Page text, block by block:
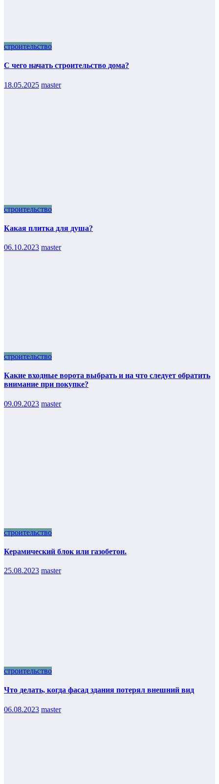
строительство
С чего начать строительство дома?
18.05.2025 master
строительство
Какая плитка для душа?
06.10.2023 master
строительство
Какие входные ворота выбрать и на что следует обратить
внимание при покупке?
09.09.2023 master
строительство
Керамический блок или газобетон.
25.08.2023 master
строительство
Что делать, когда фасад здания потерял внешний вид
06.08.2023 master